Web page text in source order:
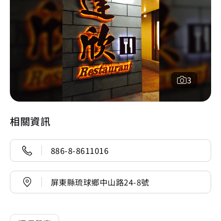
3
相關資訊
886-8-8611016
屏東縣琉球鄉中山路24-8號